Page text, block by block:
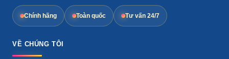
Chính hãng Toàn quốc Tư vấn 24/7
VỀ CHÚNG TÔI